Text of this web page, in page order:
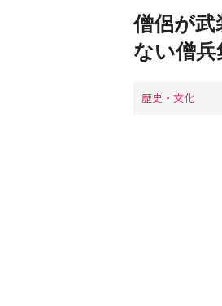
僧侶が武
ない僧兵
歴史・文化